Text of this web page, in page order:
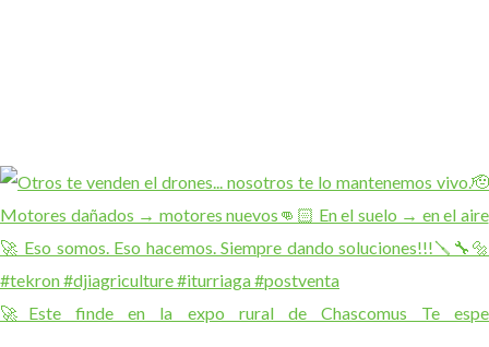
🚀Este finde en la expo rural de Chascomus Te espe